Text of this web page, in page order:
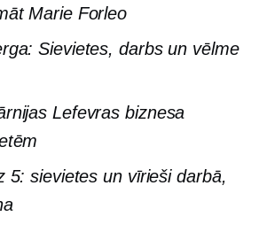
Marie Forleo
Sievietes, darbs un vēlme
Lefevras biznesa
5: sievietes un vīrieši darbā,